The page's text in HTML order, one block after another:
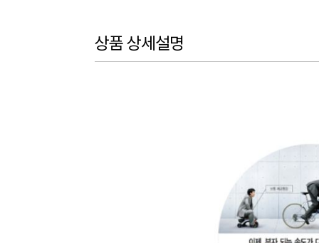
상품 상세설명